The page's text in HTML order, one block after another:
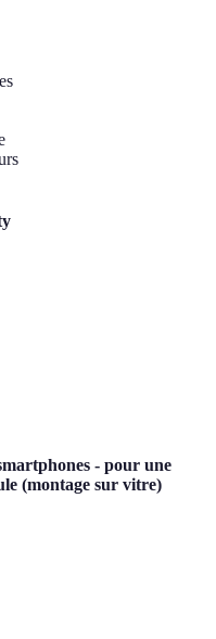
- pour une
(montage sur vitre)